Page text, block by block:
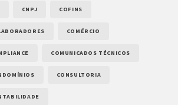
CNPJ COFINS
COMÉRCIO
COMUNICADOS TÉCNICOS
CONSULTORIA